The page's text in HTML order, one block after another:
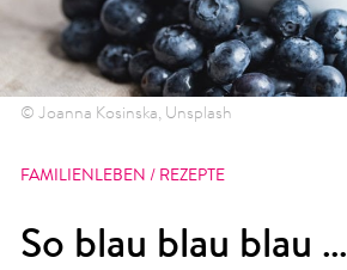
© Joanna Kosinska, Unsplash
FAMILIENLEBEN / REZEPTE
So blau blau blau …